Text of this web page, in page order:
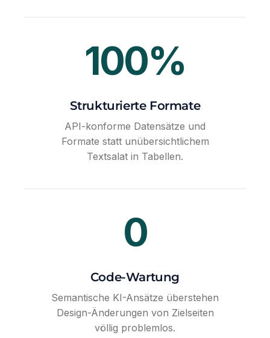
100%
Strukturierte Formate
API-konforme Datensätze und
Formate statt unübersichtlichem
Textsalat in Tabellen.
0
Code-Wartung
Semantische KI-Ansätze überstehen
Design-Änderungen von Zielseiten
völlig problemlos.